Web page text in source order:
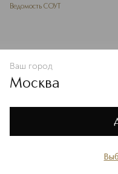
Политике
В КОРЗИНУ
Ведомость СОУТ
Ваш город
Москва